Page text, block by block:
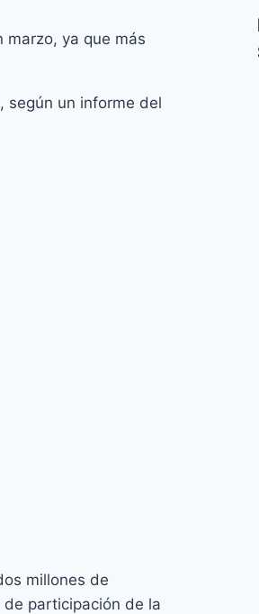
marzo, ya que más
según un informe del
millones de
participación de la